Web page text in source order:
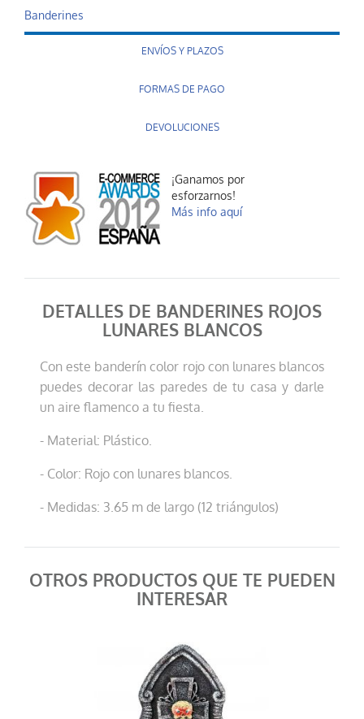
Banderines
ENVÍOS Y PLAZOS
FORMAS DE PAGO
DEVOLUCIONES
¡Ganamos por
esforzarnos!
Más info aquí
DETALLES DE BANDERINES ROJOS
LUNARES BLANCOS
Con este banderín color rojo con lunares blancos
puedes decorar las paredes de tu casa y darle
un aire flamenco a tu fiesta.
- Material: Plástico.
- Color: Rojo con lunares blancos.
- Medidas: 3.65 m de largo (12 triángulos)
OTROS PRODUCTOS QUE TE PUEDEN
INTERESAR